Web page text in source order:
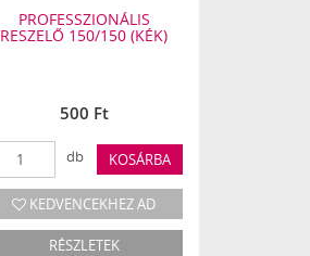
PROFESSZIONÁLIS
RESZELŐ 150/150 (KÉK)
500 Ft
db KOSÁRBA
KEDVENCEKHEZ AD
RÉSZLETEK